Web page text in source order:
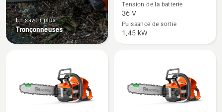
En savoir plus
Tronçonneuses
détails
sur
535i
Tension de la batterie
36 V
Puissance de sortie
1,45 kW